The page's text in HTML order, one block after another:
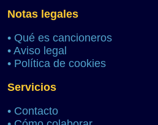
Notas legales
• Qué es cancioneros
• Aviso legal
• Política de cookies
Servicios
• Contacto